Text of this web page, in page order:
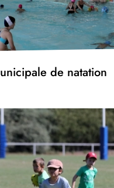
de natation